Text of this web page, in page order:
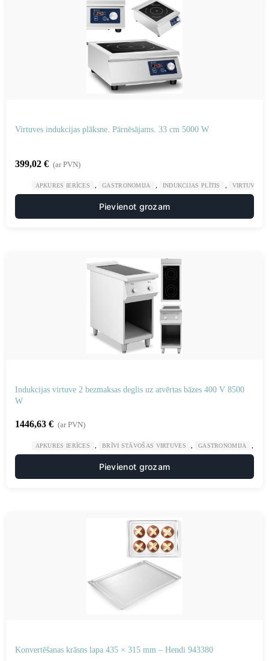
Virtuves indukcijas plāksne. Pārnēsājams. 33 cm 5000 W
399,02 € (ar PVN)
APKURES IERĪCES GASTRONOMIJA INDUKCIJAS PLĪTIS VIRTUVE
Pievienot grozam
Indukcijas virtuve 2 bezmaksas deglis uz atvērtas bāzes 400 V 8500
W
1446,63 € (ar PVN)
APKURES IERĪCES BRĪVI STĀVOŠAS VIRTUVES GASTRONOMIJA
Pievienot grozam
Konvertēšanas krāsns lapa 435 × 315 mm – Hendi 943380